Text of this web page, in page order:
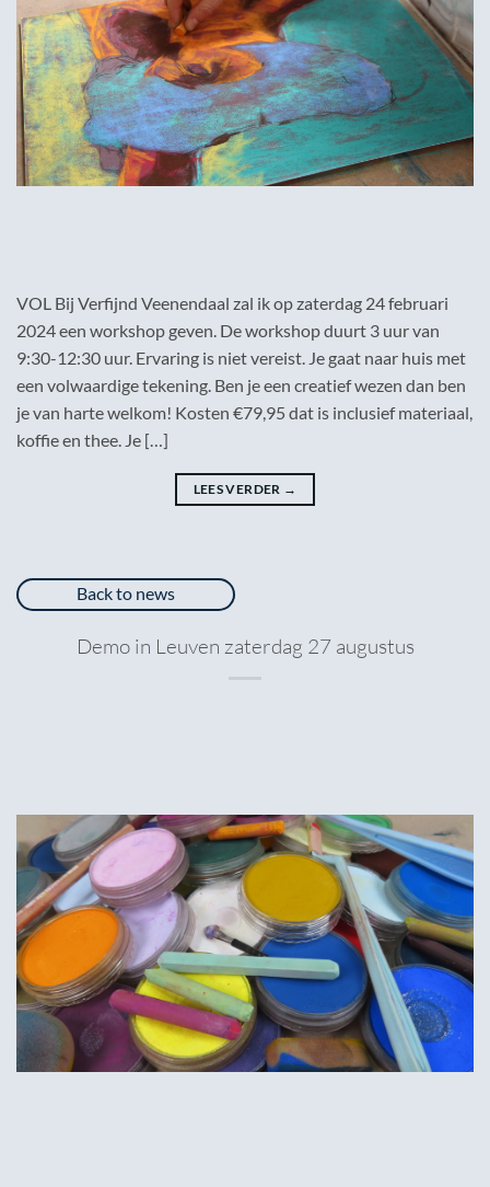
VOL Bij Verfijnd Veenendaal zal ik op zaterdag 24 februari
2024 een workshop geven. De workshop duurt 3 uur van
9:30-12:30 uur. Ervaring is niet vereist. Je gaat naar huis met
een volwaardige tekening. Ben je een creatief wezen dan ben
je van harte welkom! Kosten €79,95 dat is inclusief materiaal,
koffie en thee. Je […]
LEES VERDER →
Back to news
Demo in Leuven zaterdag 27 augustus